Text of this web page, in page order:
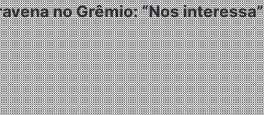
no Grêmio: “Nos interessa”